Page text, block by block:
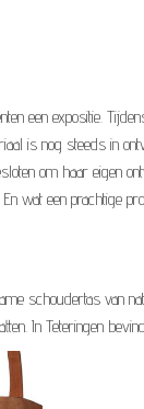
een expositie.
is nog steeds in
om haar eigen
wat een prachtige
schoudertas van
In Teteringen